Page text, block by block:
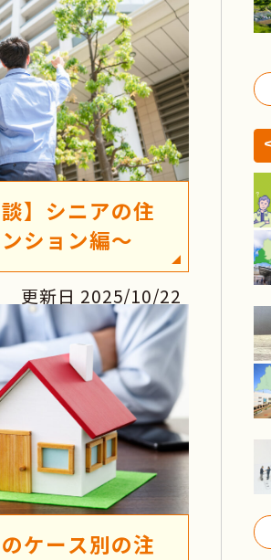
談】シニアの住
ション編～
更新日 2025/10/22
ケース別の注